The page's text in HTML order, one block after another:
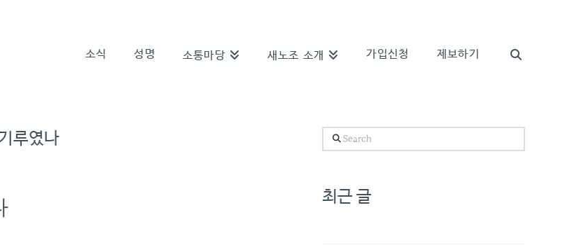
소식 성명 소통마당 새노조 소개 가입신청 제보하기
루였나 Search
최근 글